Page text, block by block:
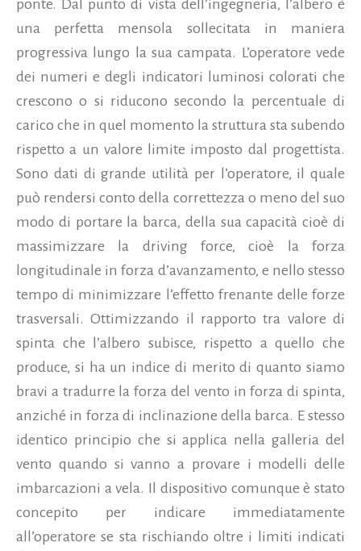
ponte. Dal punto di vista dell’ingegneria, l’albero è
una perfetta mensola sollecitata in maniera
progressiva lungo la sua campata. L’operatore vede
dei numeri e degli indicatori luminosi colorati che
crescono o si riducono secondo la percentuale di
carico che in quel momento la struttura sta subendo
rispetto a un valore limite imposto dal progettista.
Sono dati di grande utilità per l’operatore, il quale
può rendersi conto della correttezza o meno del suo
modo di portare la barca, della sua capacità cioè di
massimizzare la driving force, cioè la forza
longitudinale in forza d’avanzamento, e nello stesso
tempo di minimizzare l’effetto frenante delle forze
trasversali. Ottimizzando il rapporto tra valore di
spinta che l’albero subisce, rispetto a quello che
produce, si ha un indice di merito di quanto siamo
bravi a tradurre la forza del vento in forza di spinta,
anziché in forza di inclinazione della barca. E stesso
identico principio che si applica nella galleria del
vento quando si vanno a provare i modelli delle
imbarcazioni a vela. Il dispositivo comunque è stato
concepito per indicare immediatamente
all’operatore se sta rischiando oltre i limiti indicati